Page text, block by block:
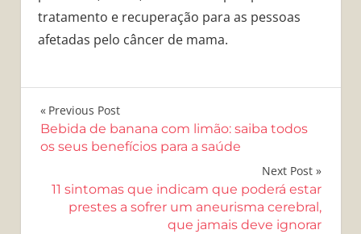
tratamento e recuperação para as pessoas
afetadas pelo câncer de mama.
Navegação
de
Post
Previous Post
Bebida de banana com limão: saiba todos
os seus benefícios para a saúde
Next Post
11 sintomas que indicam que poderá estar
prestes a sofrer um aneurisma cerebral,
que jamais deve ignorar